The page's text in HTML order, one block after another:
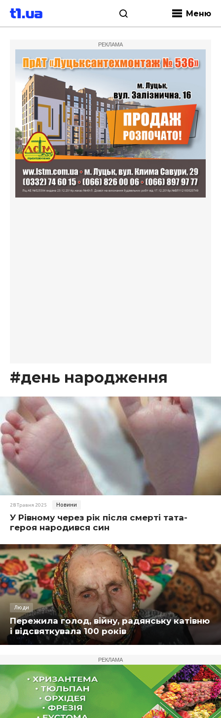
Меню
РЕКЛАМА
#день народження
28 Травня 2025 Новини
У Рівному через рік після смерті тата-
героя народився син
Люди
Пережила голод, війну, радянську катівню
і відсвяткувала 100 років
РЕКЛАМА